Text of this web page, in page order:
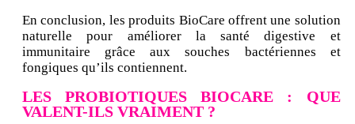
En conclusion, les produits BioCare offrent une solution
naturelle pour améliorer la santé digestive et
immunitaire grâce aux souches bactériennes et
fongiques qu’ils contiennent.
LES PROBIOTIQUES BIOCARE : QUE
VALENT-ILS VRAIMENT ?